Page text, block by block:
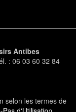
Antibes
: 06 03 60 32 84
selon les termes de